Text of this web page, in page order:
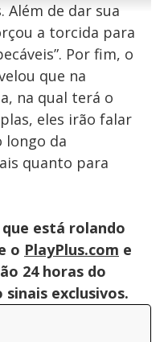
Além de dar sua
a torcida para
Por fim, o
que na
na qual terá o
eles irão falar
longo da
quanto para
está rolando
o PlayPlus.com e
24 horas do
exclusivos.